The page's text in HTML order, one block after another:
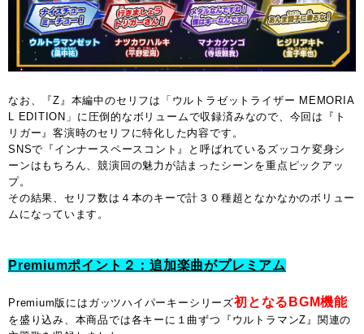
なお、『Z』本編中のセリフは「ウルトラゼットライザー MEMORIA
L EDITION」に圧倒的なボリュームで収録済みなので、今回は『ト
リガー』客演時のセリフに特化した内容です。
SNSで『インナースペースコント』と呼ばれているズッコケ変身シ
ーンはもちろん、競演回の魅力が詰まったシーンを重点ピックアッ
プ。
その結果、セリフ数は４本のキーで計３０種超となかなかのボリュー
ムになっています。
Premiumポイント２：追加楽曲がプレミアム
Premium版にはガッツハイパーキーシリーズ初となるBGM機能
を盛り込み、本商品では各キーに１曲ずつ『ウルトラマンZ』関連の